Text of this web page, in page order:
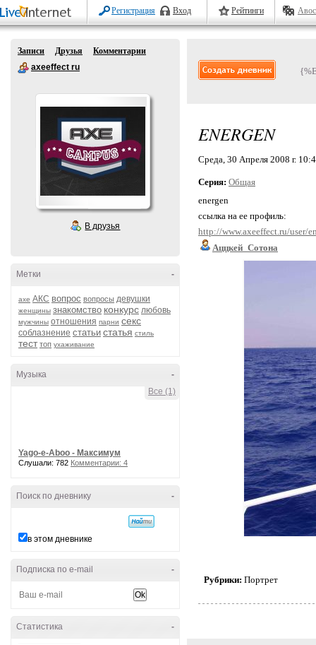
Регистрация Вход Рейтинги
Записи Друзья
Комментарии
axeeffect ru
В друзья
-
Метки
axe АКС вопрос вопросы девушки
женщины знакомство конкурс любовь
мужчины отношения парни секс
соблазнение статьи статья стиль
тест топ ухаживание
-
Музыка
Все (1)
Yago-e-Aboo - Максимум
Слушали: 782 Комментарии: 4
-
Поиск по дневнику
в этом дневнике
-
Подписка по e-mail
-
Статистика
ENERGEN
Среда, 30 Апреля 2008 г.
Серия: Общая
energen
ссылка на ее профиль:
http://www.axeeffect.ru/user/
Аццкей_Сотона
Рубрики: Портрет